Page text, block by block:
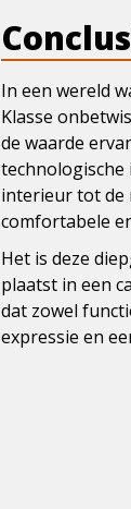
In een wereld
Klasse
de waarde
technologische
interieur tot de
comfortabele
Het is deze
plaatst in een
dat zowel
expressie en